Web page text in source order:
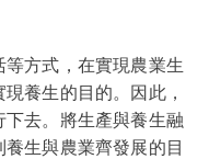
方式，在實現農業生
養生的目的。因此，
去。將生產與養生融
生與農業齊發展的目